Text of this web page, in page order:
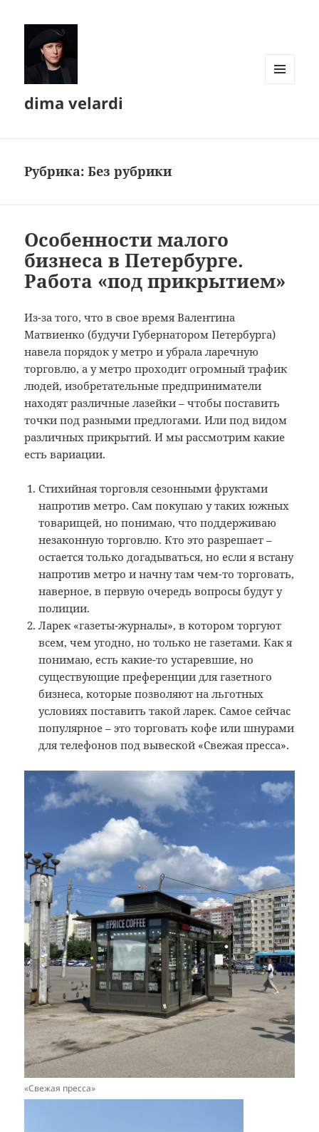
dima velardi
Рубрика:Без рубрики
Особенности малого
бизнеса в Петербурге.
Работа «под прикрытием»
Из-за того, что в свое время Валентина
Матвиенко (будучи Губернатором Петербурга)
навела порядок у метро и убрала ларечную
торговлю, а у метро проходит огромный трафик
людей, изобретательные предприниматели
находят различные лазейки – чтобы поставить
точки под разными предлогами. Или под видом
различных прикрытий. И мы рассмотрим какие
есть вариации.
Стихийная торговля сезонными фруктами
напротив метро. Сам покупаю у таких южных
товарищей, но понимаю, что поддерживаю
незаконную торговлю. Кто это разрешает –
остается только догадываться, но если я встану
напротив метро и начну там чем-то торговать,
наверное, в первую очередь вопросы будут у
полиции.
Ларек «газеты-журналы», в котором торгуют
всем, чем угодно, но только не газетами. Как я
понимаю, есть какие-то устаревшие, но
существующие преференции для газетного
бизнеса, которые позволяют на льготных
условиях поставить такой ларек. Самое сейчас
популярное – это торговать кофе или шнурами
для телефонов под вывеской «Свежая пресса».
«Свежая пресса»